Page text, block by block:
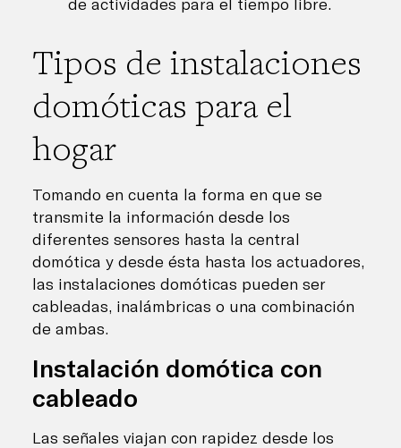
Tipos de instalaciones
domóticas para el
hogar
Tomando en cuenta la forma en que se
transmite la información desde los
diferentes sensores hasta la central
domótica y desde ésta hasta los actuadores,
las instalaciones domóticas pueden ser
cableadas, inalámbricas o una combinación
de ambas.
Instalación domótica con
cableado
Las señales viajan con rapidez desde los